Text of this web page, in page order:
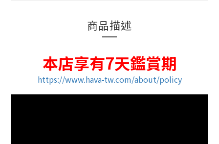
商品描述
本店享有7天鑑賞期
https://www.hava-tw.com/about/policy